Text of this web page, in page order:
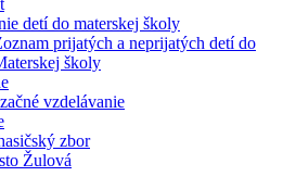
detí do materskej školy
prijatých a neprijatých detí do
školy
vzdelávanie
zbor
Žulová